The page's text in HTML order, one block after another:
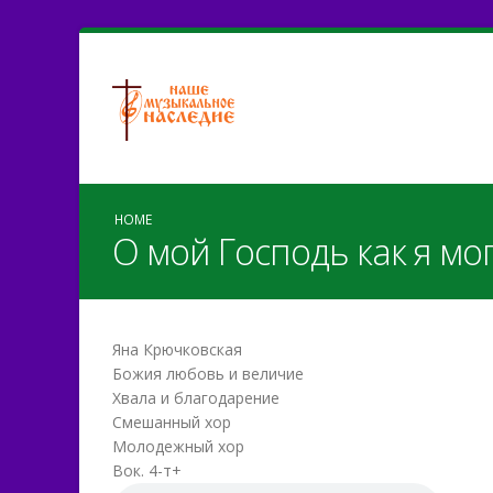
HOME
О мой Господь как я
Яна Крючковская
Божия любовь и величие
Хвала и благодарение
Смешанный хор
Молодежный хор
Вок. 4-т+